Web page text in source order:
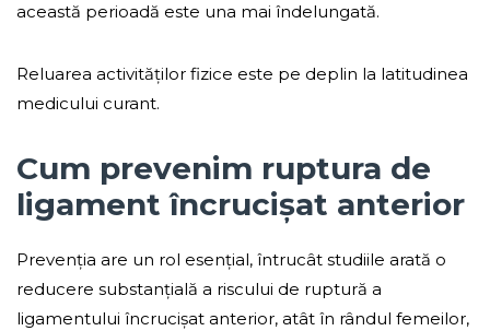
această perioadă este una mai îndelungată.
Reluarea activităților fizice este pe deplin la latitudinea
medicului curant.
Cum prevenim ruptura de
ligament încrucișat anterior
Prevenția are un rol esențial, întrucât studiile arată o
reducere substanțială a riscului de ruptură a
ligamentului încrucișat anterior, atât în rândul femeilor,